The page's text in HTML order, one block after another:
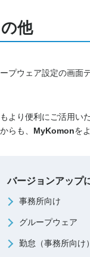
他
プウェア設定の画面
より便利にご活用い
らも、 MyKomonを
バージョンアップ
事務所向け
グループウェア
勤怠（事務所向け）